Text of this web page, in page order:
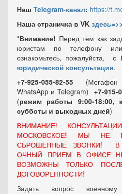
Наш Telegram-канал: https://
Наша страничка в VK
*Внимание! Перед тем как
юристам по телефону
ознакомьтесь, пожалуйста, с
юридической консультации.
+7-925-055-82-55
WhatsApp и Telegram) +7-915-
(режим работы 9:00-18:00,
субботы и выходных дней)
ВНИМАНИЕ!
МОСКОВСКОЕ! МЫ НЕ
СБРОШЕННЫЕ ЗВОНКИ! В
ОЧНЫЙ ПРИЕМ В ОФИСЕ
ВОЗМОЖНЫ ТОЛЬКО
ДОГОВОРЕННОСТИ!
Задать вопрос